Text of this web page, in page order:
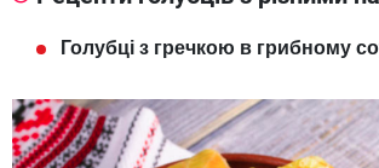
Голубці з гречкою в грибному